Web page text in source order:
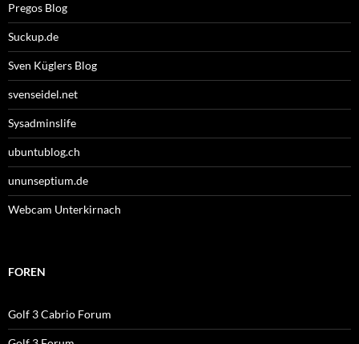
Pregos Blog
Suckup.de
Sven Küglers Blog
svenseidel.net
Sysadminslife
ubuntublog.ch
ununseptium.de
Webcam Unterkirnach
FOREN
Golf 3 Cabrio Forum